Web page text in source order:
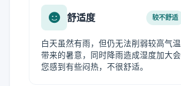
舒适度 较不舒适
白天虽然有雨，但仍无法削弱较高气温
带来的暑意，同时降雨造成湿度加大会
您感到有些闷热，不很舒适。